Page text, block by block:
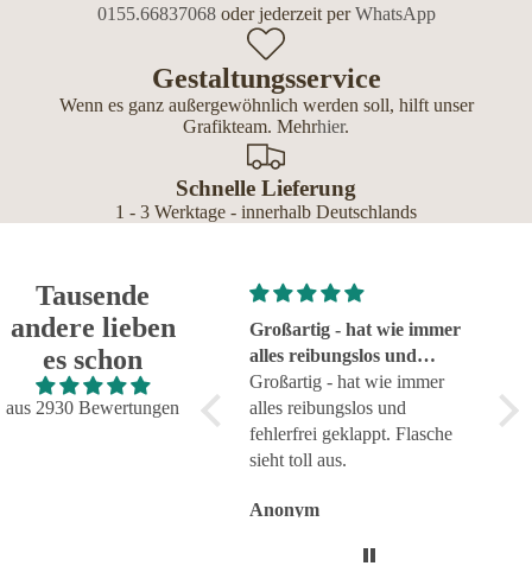
0155.66837068oder jederzeit perWhatsApp
Gestaltungsservice
Wenn es ganz außergewöhnlich werden soll, hilft unser
Grafikteam. Mehrhier.
Schnelle Lieferung
1 - 3 Werktage - innerhalb Deutschlands
Tausende
andere lieben
es schon
aus 2930 Bewertungen
Super!
Super!
Großartig - hat wie immer
alles reibungslos und
fehlerfrei geklappt
Großartig - hat wie immer
alles reibungslos und
fehlerfrei geklappt. Flasche
sieht toll aus.
Anonym